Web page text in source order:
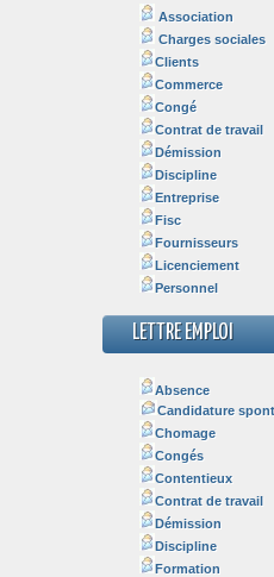
Association
Charges sociales
Clients
Commerce
Congé
Contrat de travail
Démission
Discipline
Entreprise
Fisc
Fournisseurs
Licenciement
Personnel
LETTRE EMPLOI
Absence
Candidature
Chomage
Congés
Contentieux
Contrat de travail
Démission
Discipline
Formation